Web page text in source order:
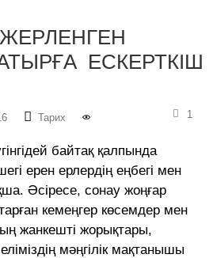
ЕСКЕРТКІШ
Тарих 1
байтақ қалпында
ерен ерлердің еңбегі мен
Әсіресе, сонау жоңғар
кемеңгер көсемдер мен
жанкешті жорықтары,
мәңгілік мақтанышы